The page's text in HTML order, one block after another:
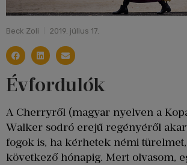
Beck Zoli 2019. július 17.
Évfordulók
A Cherryről (magyar nyelven a
Walker sodró erejű regényéről
fogok is, ha kérhetek némi
következő hónapig. Mert olvasom,